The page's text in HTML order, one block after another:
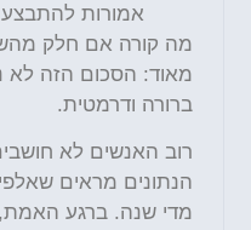
אמורות להתבצע.
מה קורה אם חלק מהשכר
מאוד: הסכום הזה לא
ברורה ודרמטית.
רוב האנשים לא חושבים
הנתונים מראים שאלפי
מדי שנה. ברגע האמת,